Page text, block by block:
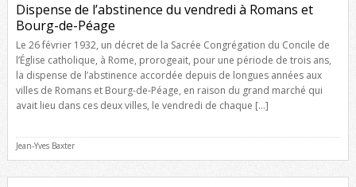
Dispense de l’abstinence du vendredi à Romans et
Bourg-de-Péage
Le 26 février 1932, un décret de la Sacrée Congrégation du Concile de
l’Église catholique, à Rome, prorogeait, pour une période de trois ans,
la dispense de l’abstinence accordée depuis de longues années aux
villes de Romans et Bourg-de-Péage, en raison du grand marché qui
avait lieu dans ces deux villes, le vendredi de chaque […]
Jean-Yves Baxter